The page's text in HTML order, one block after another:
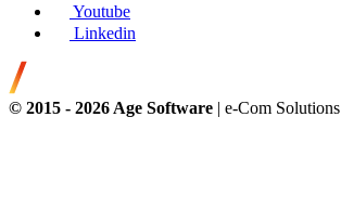
Youtube
Linkedin
© 2015 - 2026 Age Software | e-Com Solutions